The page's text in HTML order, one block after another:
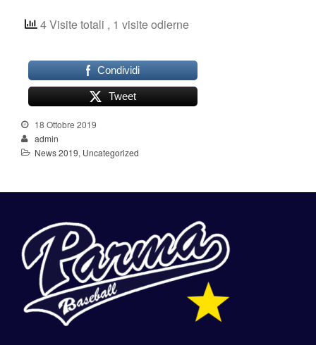
4 Visite totali , 1 visite odierne
Condividi
Tweet
18 Ottobre 2019
admin
News 2019, Uncategorized